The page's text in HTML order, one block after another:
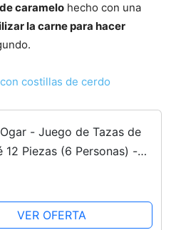
caramelo hecho con una
la carne para hacer
costillas de cerdo
- Juego de Tazas de
12 Piezas (6 Personas) -
Clásica, Apto
VER OFERTA